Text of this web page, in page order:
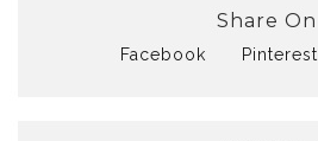
Share On
Facebook Pinterest